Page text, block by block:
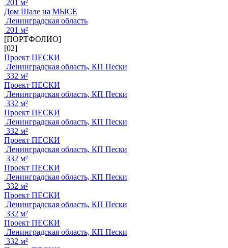
201 м²
Дом Шале на МЫСЕ
Ленинградская область
201 м²
[ПОРТФОЛИО]
[02]
Проект ПЕСКИ
Ленинградская область, КП Пески
332 м²
Проект ПЕСКИ
Ленинградская область, КП Пески
332 м²
Проект ПЕСКИ
Ленинградская область, КП Пески
332 м²
Проект ПЕСКИ
Ленинградская область, КП Пески
332 м²
Проект ПЕСКИ
Ленинградская область, КП Пески
332 м²
Проект ПЕСКИ
Ленинградская область, КП Пески
332 м²
Проект ПЕСКИ
Ленинградская область, КП Пески
332 м²